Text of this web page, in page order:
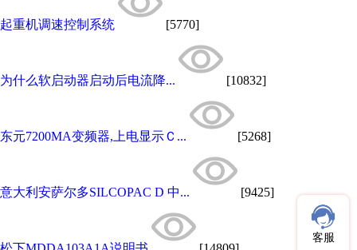
起重机调速控制系统 [5770]
为什么软启动器启动后电流降... [10832]
东元7200MA变频器,上电显示Ｃ... [5268]
意大利安萨尔多SILCOPAC D 中... [9425]
客服